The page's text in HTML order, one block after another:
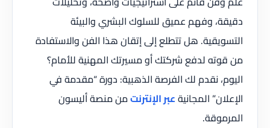
دقيقة، وفهم عميق للسلوك البشري والبيئة
التسويقية. هل تتطلع إلى إتقان هذا الفن والاستفادة
من قوته لدفع شركتك أو مسيرتك المهنية للأمام؟
اليوم، نقدم لك الفرصة الذهبية: دورة “مقدمة في
الإعلان” المجانيةعبر الإنترنتمن منصة أليسون
المرموقة.